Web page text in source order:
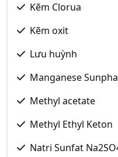
Kẽm Clorua
Kẽm oxit
Lưu huỳnh
Manganese
Methyl acetate
Methyl Ethyl Keton
Natri Sunfat